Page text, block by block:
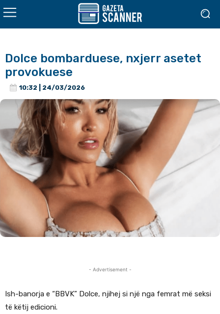
Dolce bombarduese, nxjerr asetet
provokuese
10:32 | 24/03/2026
- Advertisement -
Ish-banorja e “BBVK” Dolce, njihej si një nga femrat më seksi
të këtij edicioni.